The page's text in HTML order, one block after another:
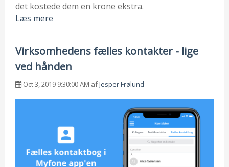
det kostede dem en krone ekstra.
Læs mere
Virksomhedens fælles kontakter - lige
ved hånden
Oct 3, 2019 9:30:00 AM afJesper Frølund